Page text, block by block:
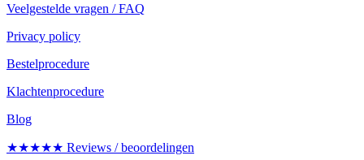
Veelgestelde vragen / FAQ
Privacy policy
Bestelprocedure
Klachtenprocedure
Blog
★★★★★ Reviews / beoordelingen